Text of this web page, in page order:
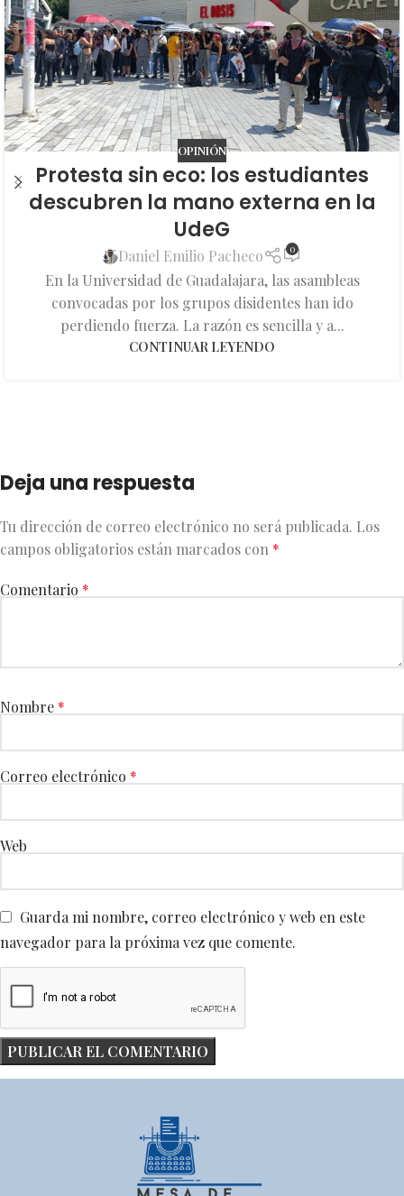
OPINIÓN
Protesta sin eco: los estudiantes
descubren la mano externa en la
UdeG
Daniel Emilio Pacheco 0
En la Universidad de Guadalajara, las asambleas
convocadas por los grupos disidentes han ido
perdiendo fuerza. La razón es sencilla y a...
CONTINUAR LEYENDO
Deja una respuesta
Tu dirección de correo electrónico no será publicada. Los
campos obligatorios están marcados con *
Comentario *
Nombre *
Correo electrónico *
Web
Guarda mi nombre, correo electrónico y web en este
navegador para la próxima vez que comente.